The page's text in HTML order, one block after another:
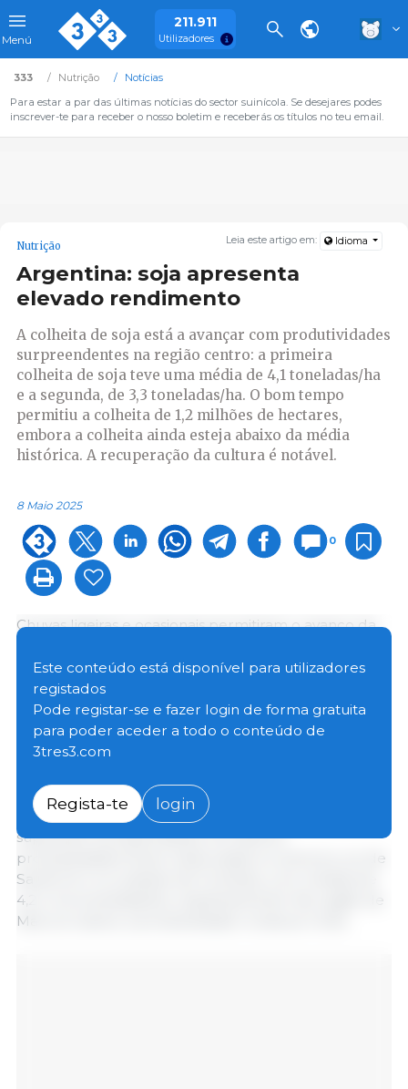
Menú
211.911
Utilizadores
333 Nutrição
Notícias
Para estar a par das últimas notícias do sector suinícola. Se desejares podes
inscrever-te para receber o nosso boletim e receberás os títulos no teu email.
Leia este artigo em: Idioma
Nutrição
Argentina: soja apresenta
elevado rendimento
A colheita de soja está a avançar com produtividades
surpreendentes na região centro: a primeira
colheita de soja teve uma média de 4,1 toneladas/ha
e a segunda, de 3,3 toneladas/ha. O bom tempo
permitiu a colheita de 1,2 milhões de hectares,
embora a colheita ainda esteja abaixo da média
histórica. A recuperação da cultura é notável.
8 Maio 2025
0
Chuvas ligeiras e ocasionais permitiram o avanço da
produtividade. Contra todas as expectativas,a soja
apresenta resultados largamente superiores aos
previstos. Na região centro, a primeira colheita de
soja teve uma média de 4,1 toneladas/ha, com picos
de produtividade superiores a 6 toneladas/ha.
A heterogeneidade entre regiões é notória, mas
mesmo nas regiões mais afectadas, os resultados
superaram as expectativas. As maiores
produtividades foram observadas no extremo sul de
Santa Fé e no sudeste de Córdoba, com médias de
4,2 e 4,5 toneladas/ha, respetivamente. Na região de
Marcos Juárez, a produtividade ronda as 4 t/ha.
Este conteúdo está disponível para utilizadores
registados
Pode registar-se e fazer login de forma gratuita
para poder aceder a todo o conteúdo de
3tres3.com
Regista-te login